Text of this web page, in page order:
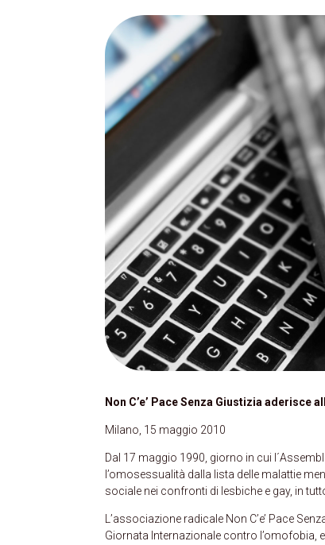
Non C’e’ Pace Senza Giustizia
Milano, 15 maggio 2010
Dal 17 maggio 1990, giorno in cui
l’omosessualità dalla lista delle malattie
sociale nei confronti di lesbiche e gay, in
L’associazione radicale Non C’e’ Pace
Giornata Internazionale contro